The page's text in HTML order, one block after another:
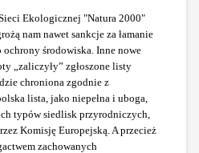
Ekologicznej "Natura 2000"
nam nawet sankcje za łamanie
środowiska. Inne nowe
„zaliczyły” zgłoszone listy
chroniona zgodnie z
lista, jako niepełna i uboga,
typów siedlisk przyrodniczych,
Komisję Europejską. A przecież
zachowanych